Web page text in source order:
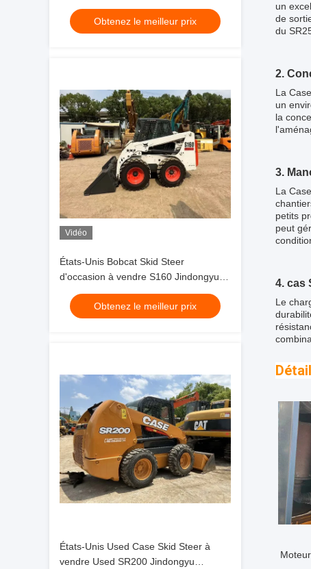
Machinery
Obtenez le meilleur prix
Vidéo
États-Unis Bobcat Skid Steer
d'occasion à vendre S160 Jindongyu
Machinery
Obtenez le meilleur prix
États-Unis Used Case Skid Steer à
vendre Used SR200 Jindongyu
un
de
du
2.
La
un
la
3.
La
petits
peut
4. cas
Le